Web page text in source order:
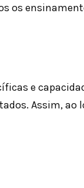
os
e
Assim, ao